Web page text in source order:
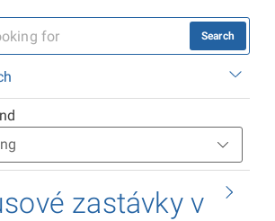
Search
zastávky v